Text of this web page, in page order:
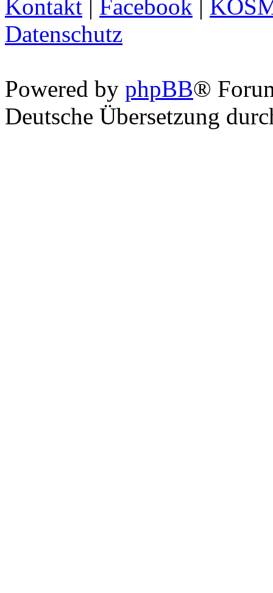
Kontakt | Facebook |
Datenschutz
Powered by phpBB®
Deutsche Übersetzung